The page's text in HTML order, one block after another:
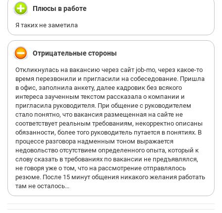
Плюсы в работе
Я таких не заметила
Отрицательные стороны
Откликнулась на вакансию через сайт job-mo, через какое-то
время перезвонили и пригласили на собеседование. Пришла
в офис, заполнила анкету, далее кадровик без всякого
интереса заученным текстом рассказала о компании и
пригласила руководителя. При общение с руководителем
стало понятно, что вакансия размещенная на сайте не
соответствует реальным требованиям, некорректно описаны
обязанности, более того руководитель путается в понятиях. В
процессе разговора надменным тоном выражается
недовольство отсутствием определенного опыта, который к
слову сказать в требованиях по вакансии не предъявлялся,
не говоря уже о том, что на рассмотрение отправлялось
резюме. После 15 минут общения никакого желания работать
там не осталось...